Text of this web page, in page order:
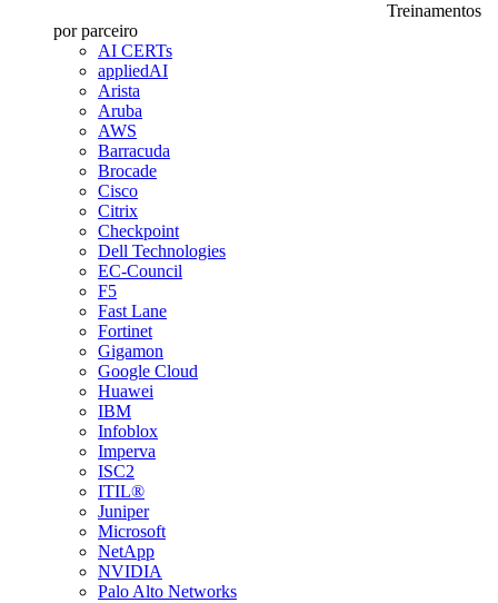
Treinamentos
por parceiro
AI CERTs
appliedAI
Arista
Aruba
AWS
Barracuda
Brocade
Cisco
Citrix
Checkpoint
Dell Technologies
EC-Council
F5
Fast Lane
Fortinet
Gigamon
Google Cloud
Huawei
IBM
Infoblox
Imperva
ISC2
ITIL®
Juniper
Microsoft
NetApp
NVIDIA
Palo Alto Networks